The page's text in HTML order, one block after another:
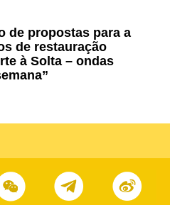
de propostas para a
de restauração
à Solta – ondas